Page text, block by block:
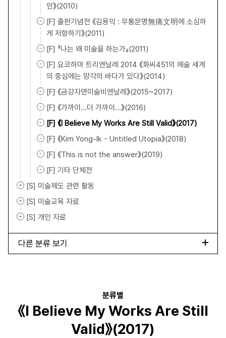
인》(2010)
[F] 출판기념전 《김용익 : 무통문명無痛文明에 소심하
게 저항하기》(2011)
[F] 『나는 왜 미술을 하는가』(2011)
[F] 요코하마 트리엔날레 2014 《화씨451의 예술 세계
의 중심에는 망각의 바다가 있다》(2014)
[F] 《금강자연미술비엔날레》(2015~2017)
[F] 《가까이…더 가까이…》(2016)
[F] 《I Believe My Works Are Still Valid》(2017)
[F] 《Kim Yong-Ik - Untitled Utopia》(2018)
[F] 《This is not the answer》(2019)
[F] 기타 단체전
[S] 미술제도 관련 활동
[S] 미술교육 자료
[S] 개인 자료
다른 분류 보기
분류별
《I Believe My Works Are Still
Valid》(2017)